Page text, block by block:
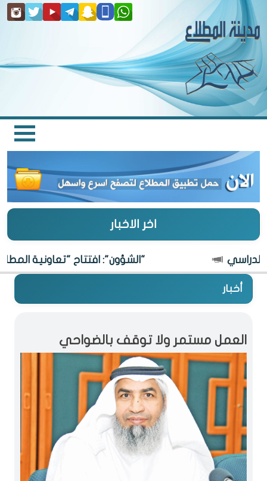
اخر الاخبار
"الشؤون": افتتاح "تعاونية المطلاع" 27
أخبار
العمل مستمر ولا توقف بالضواحي